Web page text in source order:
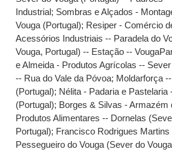
Industrial; Sombras e Alçados -
Vouga (Portugal); Resiper - Comércio
Acessórios Industriais -- Paradela do
Vouga, Portugal) -- Estação --
e Almeida - Produtos Agrícolas --
-- Rua do Vale da Póvoa; Moldarforça
(Portugal); Nélita - Padaria e Pastelaria
(Portugal); Borges & Silvas - Armazém
Produtos Alimentares -- Dornelas
Portugal); Francisco Rodrigues
Pessegueiro do Vouga (Sever do